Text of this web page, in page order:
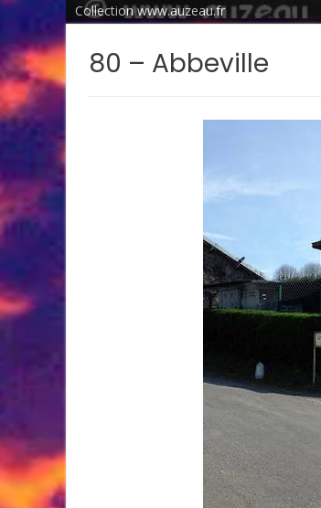
Collection www.auzeau.fr
80 – Abbeville